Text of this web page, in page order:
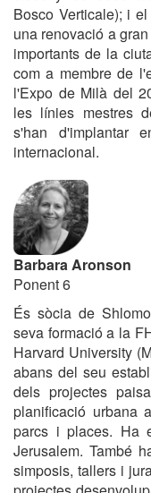
Bosco Ver­ticale); i
una renovació a
importants de la
com a membre de
l'Expo de Milà del
les línies mestres
s'han d'implantar
internacional.
Barbara Aronson
Ponent 6
És sòcia de
seva formació a la
Harvard University
abans del seu
dels projectes
planificació urbana
parcs i places. Ha
Jerusalem. També
simposis, tallers i